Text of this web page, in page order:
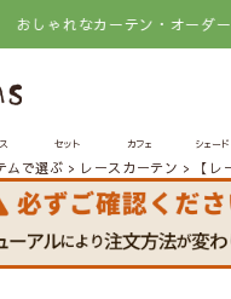
なカーテン・オーダーカーテ
セット カフェ シェード
ムで選ぶ レースカーテン 【